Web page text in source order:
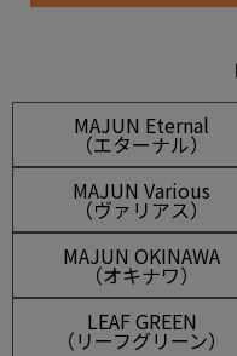
MAJUN Eternal
（エターナル）
MAJUN Various
（ヴァリアス）
MAJUN OKINAWA
（オキナワ）
LEAF GREEN
（リーフグリーン）